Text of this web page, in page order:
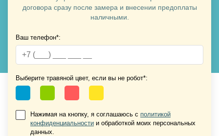
Хочу такую
договора сразу после замера и внесении предоплаты
наличными.
Ваш телефон*:
Выберите травяной цвет, если вы не робот*:
Нажимая на кнопку, я соглашаюсь с политикой
конфиденциальности и обработкой моих персональных
данных.